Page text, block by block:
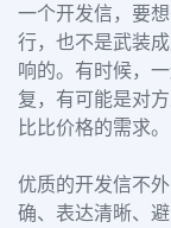
一个开发信，要
行，也不是武装
响的。有时候，
复，有可能是对
比比价格的需求。
优质的开发信不
确、表达清晰、